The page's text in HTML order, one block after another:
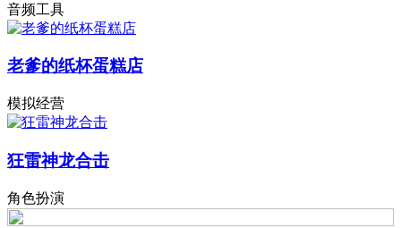
音频工具
老爹的纸杯蛋糕店
模拟经营
狂雷神龙合击
角色扮演